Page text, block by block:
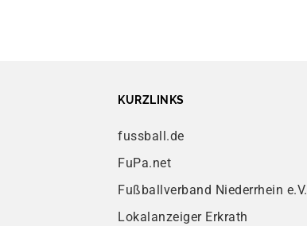
KURZLINKS
fussball.de
FuPa.net
Fußballverband Niederrhein e.V.
Lokalanzeiger Erkrath